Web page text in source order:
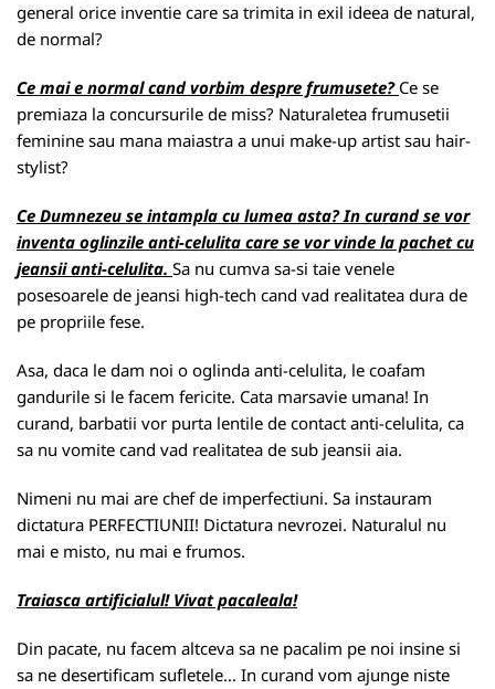
general orice inventie care sa trimita in exil ideea de natural,
de normal?
Ce mai e normal cand vorbim despre frumusete? Ce se
premiaza la concursurile de miss? Naturaletea frumusetii
feminine sau mana maiastra a unui make-up artist sau hair-
stylist?
Ce Dumnezeu se intampla cu lumea asta? In curand se vor
inventa oglinzile anti-celulita care se vor vinde la pachet cu
jeansii anti-celulita. Sa nu cumva sa-si taie venele
posesoarele de jeansi high-tech cand vad realitatea dura de
pe propriile fese.
Asa, daca le dam noi o oglinda anti-celulita, le coafam
gandurile si le facem fericite. Cata marsavie umana! In
curand, barbatii vor purta lentile de contact anti-celulita, ca
sa nu vomite cand vad realitatea de sub jeansii aia.
Nimeni nu mai are chef de imperfectiuni. Sa instauram
dictatura PERFECTIUNII! Dictatura nevrozei. Naturalul nu
mai e misto, nu mai e frumos.
Traiasca artificialul! Vivat pacaleala!
Din pacate, nu facem altceva sa ne pacalim pe noi insine si
sa ne desertificam sufletele... In curand vom ajunge niste